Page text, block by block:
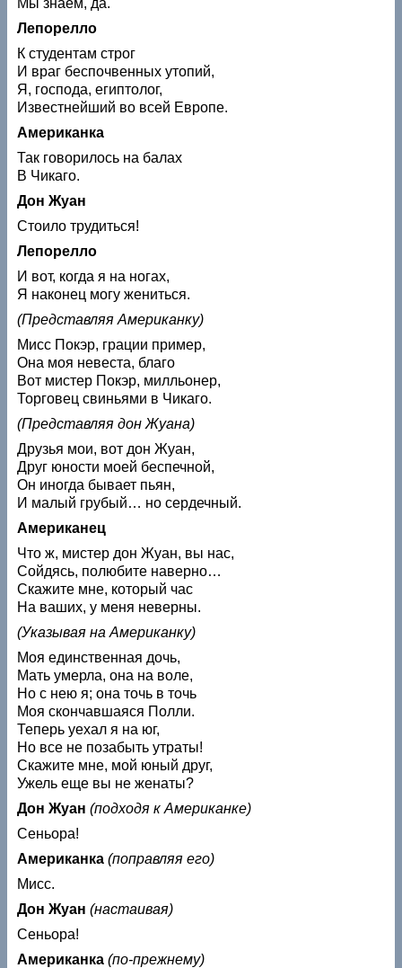
Лепорелло
К студентам строг
И враг беспочвенных утопий,
Я, господа, египтолог,
Известнейший во всей Европе.
Американка
Так говорилось на балах
В Чикаго.
Дон Жуан
Стоило трудиться!
Лепорелло
И вот, когда я на ногах,
Я наконец могу жениться.
(Представляя Американку)
Мисс Покэр, грации пример,
Она моя невеста, благо
Вот мистер Покэр, милльонер,
Торговец свиньями в Чикаго.
(Представляя дон Жуана)
Друзья мои, вот дон Жуан,
Друг юности моей беспечной,
Он иногда бывает пьян,
И малый грубый… но сердечный.
Американец
Что ж, мистер дон Жуан, вы нас,
Сойдясь, полюбите наверно…
Скажите мне, который час
На ваших, у меня неверны.
(Указывая на Американку)
Моя единственная дочь,
Мать умерла, она на воле,
Но с нею я; она точь в точь
Моя скончавшаяся Полли.
Теперь уехал я на юг,
Но все не позабыть утраты!
Скажите мне, мой юный друг,
Ужель еще вы не женаты?
Дон Жуан (подходя к Американке)
Сеньора!
Американка (поправляя его)
Мисс.
Дон Жуан (настаивая)
Сеньора!
Американка (по-прежнему)